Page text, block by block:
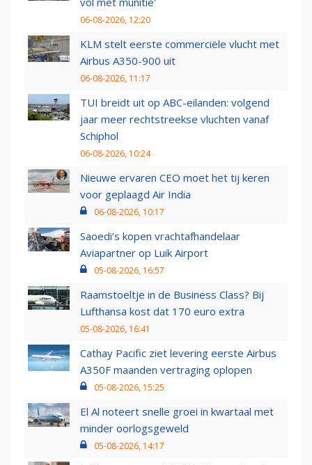
06-08-2026, 12:20
KLM stelt eerste commerciële vlucht met
Airbus A350-900 uit
06-08-2026, 11:17
TUI breidt uit op ABC-eilanden: volgend
jaar meer rechtstreekse vluchten vanaf
Schiphol
06-08-2026, 10:24
Nieuwe ervaren CEO moet het tij keren
voor geplaagd Air India
06-08-2026, 10:17
Saoedi’s kopen vrachtafhandelaar
Aviapartner op Luik Airport
05-08-2026, 16:57
Raamstoeltje in de Business Class? Bij
Lufthansa kost dat 170 euro extra
05-08-2026, 16:41
Cathay Pacific ziet levering eerste Airbus
A350F maanden vertraging oplopen
05-08-2026, 15:25
El Al noteert snelle groei in kwartaal met
minder oorlogsgeweld
05-08-2026, 14:17